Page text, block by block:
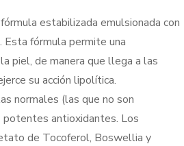
estabilizada emulsionada con
fórmula permite una
piel, de manera que llega a las
su acción lipolítica.
normales (las que no son
antioxidantes. Los
de Tocoferol, Boswellia y